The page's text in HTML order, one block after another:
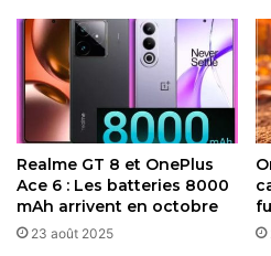
Restez connecté
Suivez-nous pour les
OnePlus
Realme GT 8 et OnePlus
Ace 6 : Les batteries 8000
mAh arrivent en octobre
23 août 2025